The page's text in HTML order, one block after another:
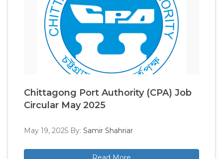
Chittagong Port Authority (CPA) Job
Circular May 2025
May 19, 2025 By: Samir Shahriar